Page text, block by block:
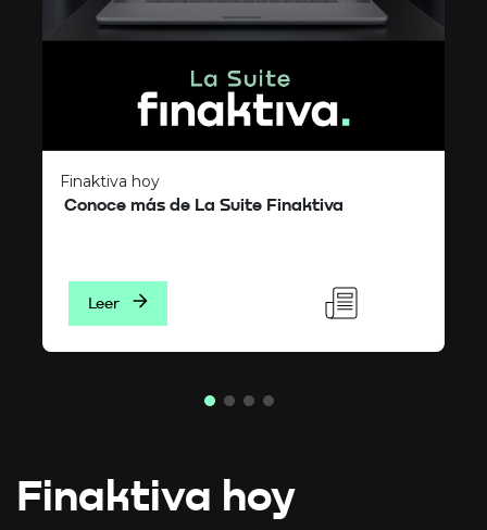
Finaktiva hoy
Conoce más de La Suite Finaktiva
Leer
Finaktiva hoy